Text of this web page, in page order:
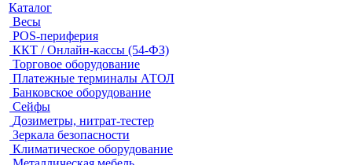
Каталог
Весы
POS-периферия
ККТ / Онлайн-кассы (54-ФЗ)
Торговое оборудование
Платежные терминалы АТОЛ
Банковское оборудование
Сейфы
Дозиметры, нитрат-тестер
Зеркала безопасности
Климатическое оборудование